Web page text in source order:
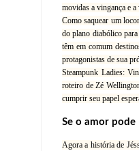
movidas a vingança e
Como saquear um
do plano diabólico
têm em comum
protagonistas de sua
Steampunk Ladies:
roteiro de Zé
cumprir seu papel
Se o amor pode
Agora a história de